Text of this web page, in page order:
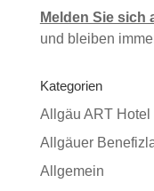
Melden Sie sich
und bleiben
Kategorien
Allgäu ART Hotel
Allgäuer
Allgemein